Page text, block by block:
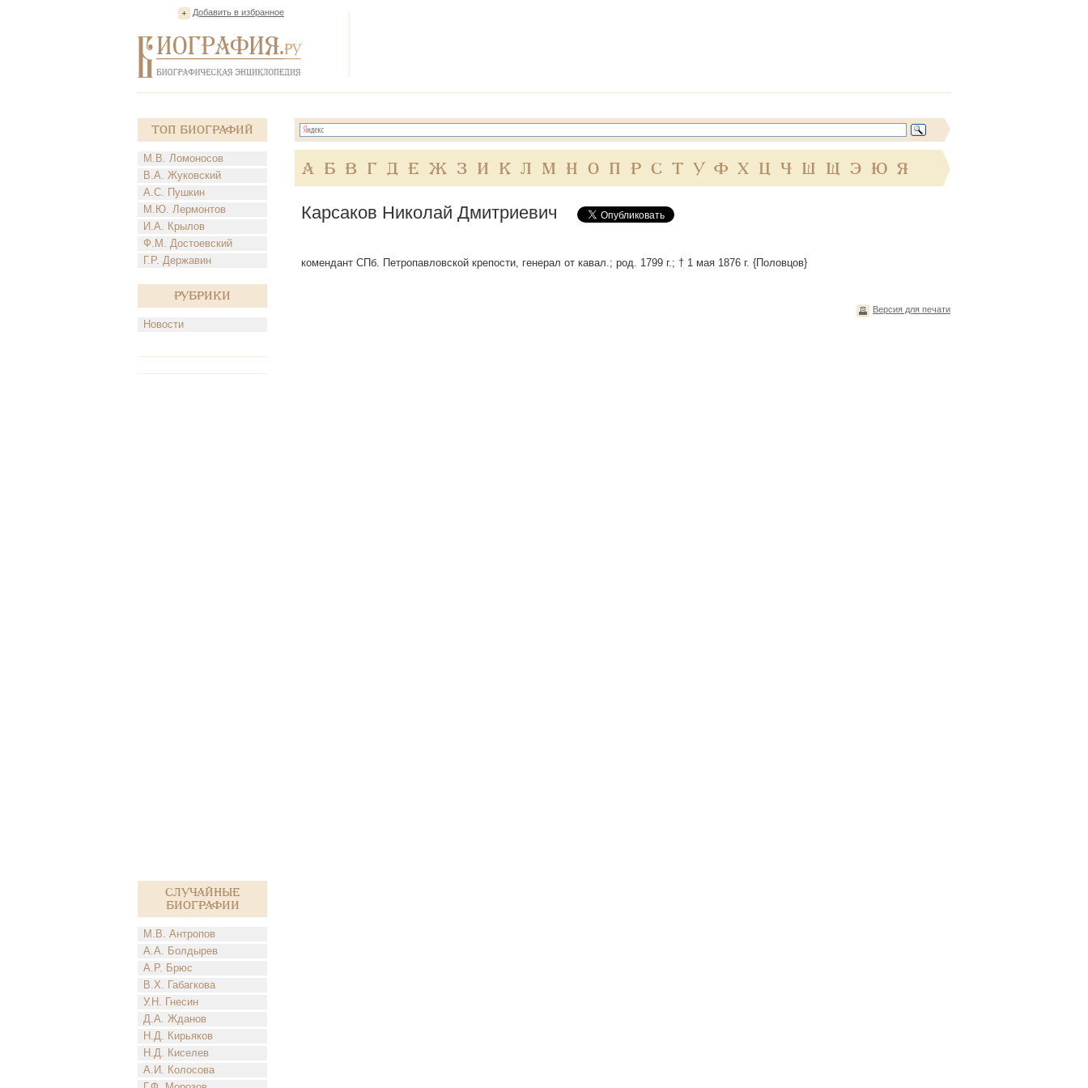
Добавить в избранное
Топ Биографий
М.В. Ломоносов
В.А. Жуковский
А.С. Пушкин
М.Ю. Лермонтов
И.А. Крылов
Ф.М. Достоевский
Г.Р. Державин
Рубрики
Новости
Случайные
биографии
М.В. Антропов
А.А. Болдырев
А.Р. Брюс
В.Х. Габагкова
У.Н. Гнесин
Д.А. Жданов
Н.Д. Кирьяков
Н.Д. Киселев
А.И. Колосова
А Б В Г Д Е Ж З И К Л М Н О П Р С Т У Ф Х Ц Ч Ш Щ Э Ю Я
Карсаков Николай Дмитриевич
комендант СПб. Петропавловской крепости, генерал от кавал.; род. 1799 г.; † 1 мая 1876 г. {Половцов}
Версия для печати